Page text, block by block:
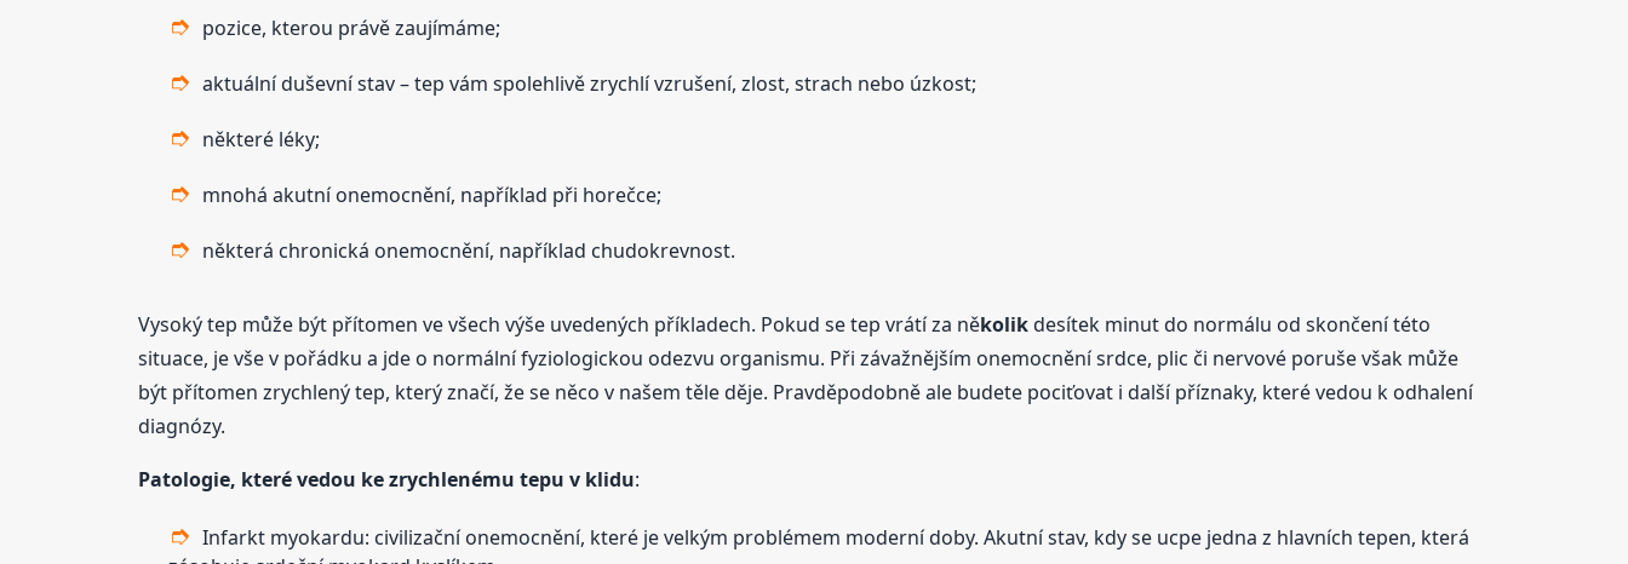
pozice, kterou právě zaujímáme;
aktuální duševní stav – tep vám spolehlivě zrychlí vzrušení, zlost, strach nebo úzkost;
některé léky;
mnohá akutní onemocnění, například při horečce;
některá chronická onemocnění, například chudokrevnost.
Vysoký tep může být přítomen ve všech výše uvedených příkladech. Pokud se tep vrátí za několikdesítek minut do normálu od skončení této
situace, je vše v pořádku a jde o normální fyziologickou odezvu organismu. Při závažnějším onemocnění srdce, plic či nervové poruše však může
být přítomen zrychlený tep, který značí, že se něco v našem těle děje. Pravděpodobně ale budete pociťovat i další příznaky, které vedou k odhalení
diagnózy.
Patologie, které vedou ke zrychlenému tepu v klidu:
Infarkt myokardu: civilizační onemocnění, které je velkým problémem moderní doby. Akutní stav, kdy se ucpe jedna z hlavních tepen, která